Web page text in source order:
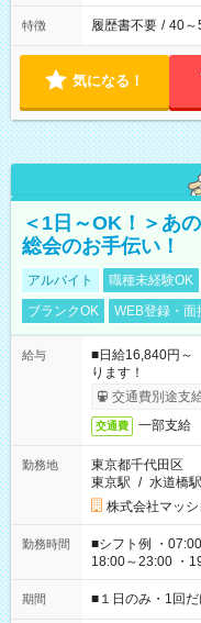
特徴 履歴書不要 / 40～
気になる！
＜1日～OK！＞あ
総会のお手伝い！
アルバイト 職種未経験OK
ブランクOK
WEB登録・面
給与
■日給16,840円
ります！
交通費別途支
交通費 一部支給
勤務地
東京都千代田区
東京駅 / 水道橋駅
株式会社マッシ
勤務時間
■シフト例 ・
18:00～23:00 ・
etc ★最短で3時間で5,120円のお仕事から 15時間で2万円近く稼
げるお仕事も！ ご希望のお時間に合わせてご紹介！ ※シフトは
期間 ■１日のみ・1回だ